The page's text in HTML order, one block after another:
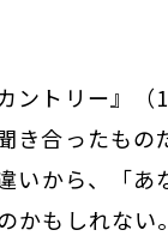
トリー』（
き合ったもの
いから、「あ
かもしれない